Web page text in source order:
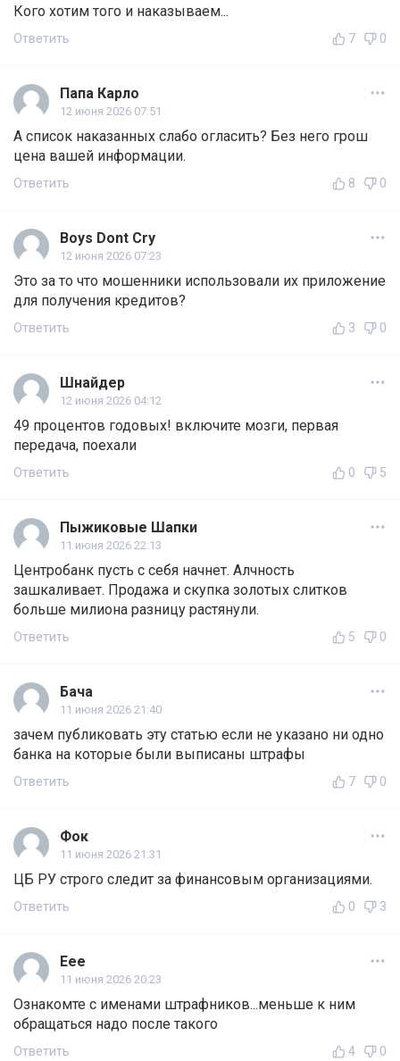
Кого хотим того и наказываем...
Ответить 7 0
Папа Карло
12 июня 2026 07:51
А список наказанных слабо огласить? Без него грош
цена вашей информации.
Ответить 8 0
Boys Dont Cry
12 июня 2026 07:23
Это за то что мошенники использовали их приложение
для получения кредитов?
Ответить 3 0
Шнайдер
12 июня 2026 04:12
49 процентов годовых! включите мозги, первая
передача, поехали
Ответить 0 5
Пыжиковые Шапки
11 июня 2026 22:13
Центробанк пусть с себя начнет. Алчность
зашкаливает. Продажа и скупка золотых слитков
больше милиона разницу растянули.
Ответить 5 0
Бача
11 июня 2026 21:40
зачем публиковать эту статью если не указано ни одно
банка на которые были выписаны штрафы
Ответить 7 0
Фок
11 июня 2026 21:31
ЦБ РУ строго следит за финансовым организациями.
Ответить 0 3
Еее
11 июня 2026 20:23
Ознакомте с именами штрафников...меньше к ним
обращаться надо после такого
Ответить 4 0